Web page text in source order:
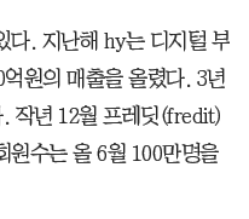
다. 지난해 hy는 디지털 부
원의 매출을 올렸다. 3년
작년 12월 프레딧(fredit)
원수는 올 6월 100만명을